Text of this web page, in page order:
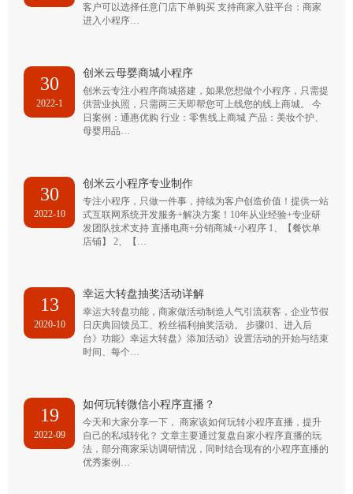
客户可以选择任意门店下单购买 支持商家入驻平台：商家
进入小程序…
30
2022-1
创米云母婴商城小程序
创米云专注小程序商城搭建，如果您想做个小程序，只需提
供营业执照，只需两三天即帮您可上线您的线上商城。 今
日案例：通惠优购 行业：零售线上商城 产品：美妆个护、
母婴用品…
30
2022-10
创米云小程序专业制作
专注小程序，只做一件事，持续为客户创造价值！提供一站
式互联网系统开发服务+解决方案！10年从业经验+专业研
发团队技术支持 直播电商+分销商城+小程序 1、【餐饮单
店铺】 2、【…
13
2020-10
幸运大转盘抽奖活动详解
幸运大转盘功能，商家做活动制造人气引流获客，企业节假
日庆典回馈员工、粉丝福利抽奖活动。 步骤01、进入后
台》功能》幸运大转盘》添加活动》设置活动的开始与结束
时间、每个…
19
2022-09
如何玩转微信小程序直播？
今天和大家分享一下， 商家该如何玩转小程序直播，提升
自己的私域转化？ 文章主要通过复盘自家小程序直播的玩
法，部分商家采访调研情况，同时结合现有的小程序直播的
优秀案例…